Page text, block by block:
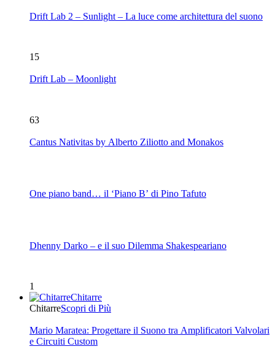
Drift Lab 2 – Sunlight – La luce come architettura del suono
15
Drift Lab – Moonlight
63
Cantus Nativitas by Alberto Ziliotto and Monakos
One piano band… il ‘Piano B’ di Pino Tafuto
Dhenny Darko – e il suo Dilemma Shakespeariano
1
Chitarre
ChitarreScopri di Più
Mario Maratea: Progettare il Suono tra Amplificatori Valvolari
e Circuiti Custom